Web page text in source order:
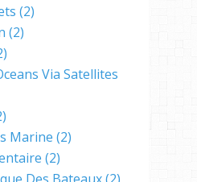
(2)
(2)
Via Satellites
Marine (2)
(2)